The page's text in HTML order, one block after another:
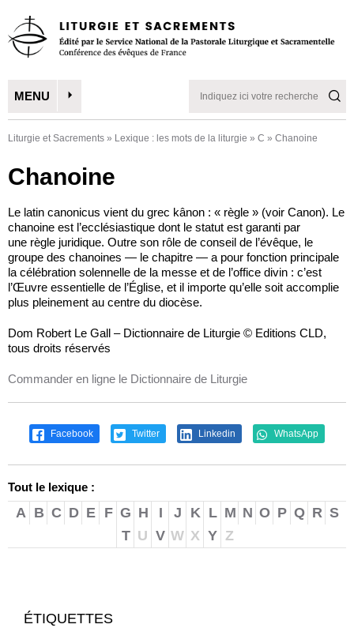
MENU
Liturgie et Sacrements » Lexique : les mots de la liturgie » C » Chanoine
Chanoine
Le latin canonicus vient du grec kânon : « règle » (voir Canon). Le
chanoine est l’ecclésiastique dont le statut est garanti par
une règle juridique. Outre son rôle de conseil de l’évêque, le
groupe des chanoines — le chapitre — a pour fonction principale
la célébration solennelle de la messe et de l’office divin : c’est
l’Œuvre essentielle de l’Église, et il importe qu’elle soit accomplie
plus pleinement au centre du diocèse.
Dom Robert Le Gall – Dictionnaire de Liturgie © Editions CLD,
tous droits réservés
Commander en ligne le Dictionnaire de Liturgie
Facebook Twitter Linkedin WhatsApp
Tout le lexique :
A B C D E F G H I J K L M N O P Q R S
T U V W X Y Z
ÉTIQUETTES